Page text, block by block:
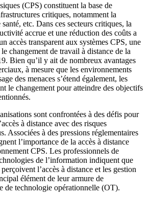
(CPS) constituent la base de
critiques, notamment la
etc. Dans ces secteurs critiques, la
accrue et une réduction des coûts a
accès transparent aux systèmes CPS, une
changement de travail à distance de la
Bien qu’il y ait de nombreux avantages
à mesure que les environnements
des menaces s’étend également, les
le changement pour atteindre des objectifs
sont confrontées à des défis pour
à distance avec des risques
Associées à des pressions réglementaires
l’importance de la accès à distance
CPS. Les professionnels de
de l’information indiquent que
perçoivent l’accès à distance et les gestion
élément de leur armure de
de technologie opérationnelle (OT).